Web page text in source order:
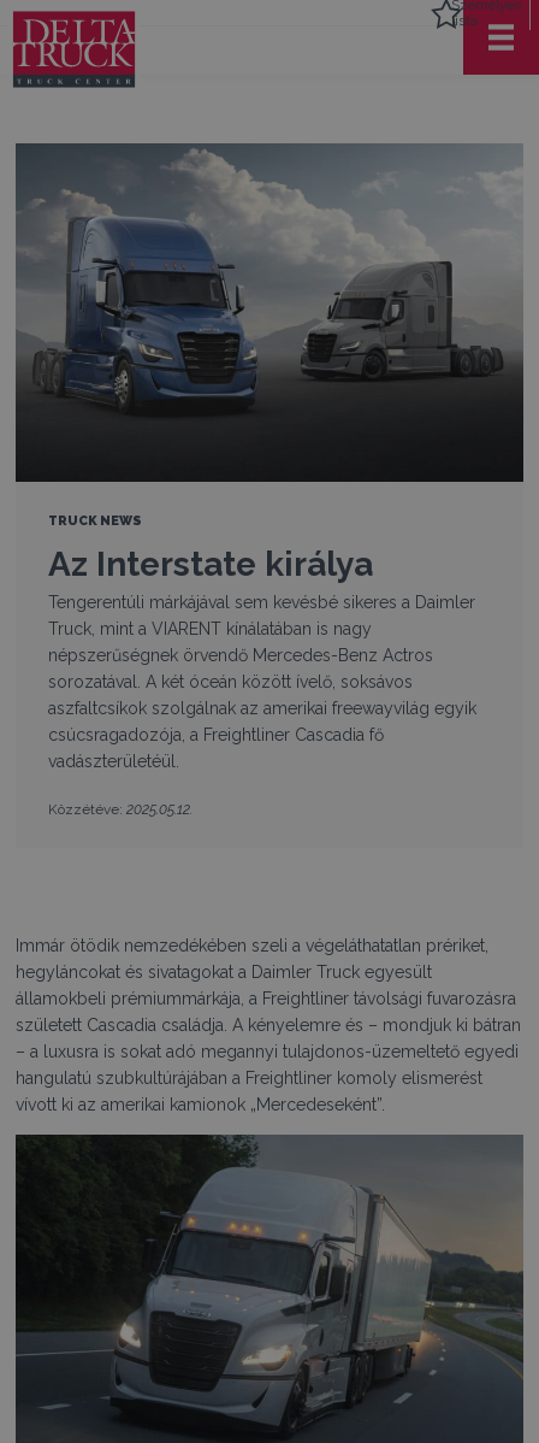
Személyes
lista
TRUCK NEWS
Az Interstate királya
Tengerentúli márkájával sem kevésbé sikeres a Daimler
Truck, mint a VIARENT kínálatában is nagy
népszerűségnek örvendő Mercedes-Benz Actros
sorozatával. A két óceán között ívelő, soksávos
aszfaltcsíkok szolgálnak az amerikai freewayvilág egyik
csúcsragadozója, a Freightliner Cascadia fő
vadászterületéül.
Közzétéve: 2025.05.12.
Immár ötödik nemzedékében szeli a végeláthatatlan prériket,
hegyláncokat és sivatagokat a Daimler Truck egyesült
államokbeli prémiummárkája, a Freightliner távolsági fuvarozásra
született Cascadia családja. A kényelemre és – mondjuk ki bátran
– a luxusra is sokat adó megannyi tulajdonos-üzemeltető egyedi
hangulatú szubkultúrájában a Freightliner komoly elismerést
vívott ki az amerikai kamionok „Mercedeseként”.